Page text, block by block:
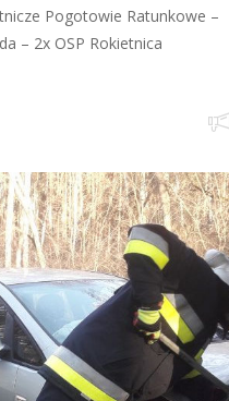
Pogotowie Ratunkowe –
– 2x OSP Rokietnica